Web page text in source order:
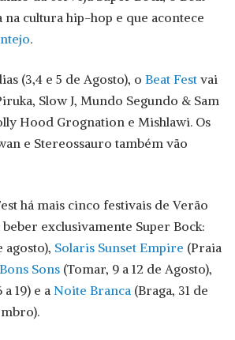
na cultura hip-hop e que acontece
.
(3,4 e 5 de Agosto), o Beat Fest vai
Slow J, Mundo Segundo & Sam
Hood Grognation e Mishlawi. Os
e Stereossauro também vão
há mais cinco festivais de Verão
exclusivamente Super Bock:
agosto), Solaris Sunset Empire (Praia
Bons Sons (Tomar, 9 a 12 de Agosto),
a 19) e aNoite Branca (Braga, 31 de